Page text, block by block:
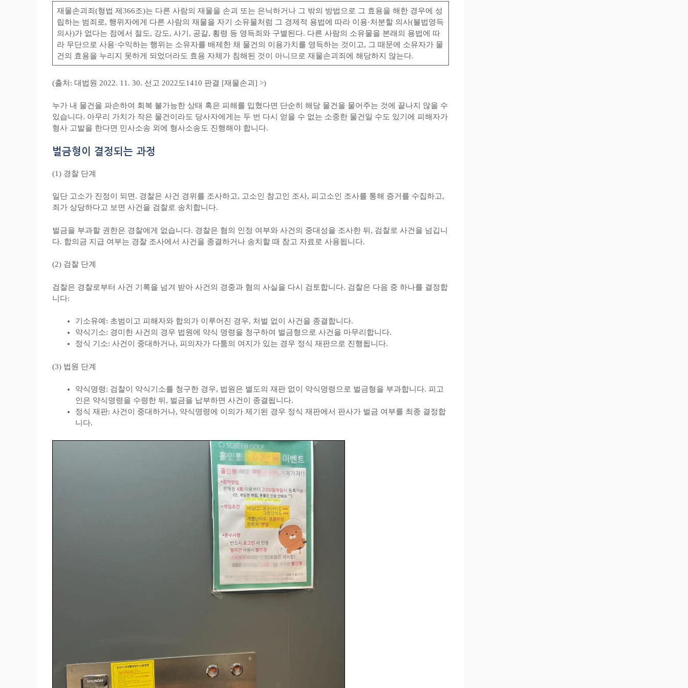
재물손괴죄(형법 제366조)는 다른 사람의 재물을 손괴 또는 은닉하거나 그 밖의 방법으로 그 효용을 해한 경우에 성
립하는 범죄로, 행위자에게 다른 사람의 재물을 자기 소유물처럼 그 경제적 용법에 따라 이용·처분할 의사(불법영득
의사)가 없다는 점에서 절도, 강도, 사기, 공갈, 횡령 등 영득죄와 구별된다. 다른 사람의 소유물을 본래의 용법에 따
라 무단으로 사용·수익하는 행위는 소유자를 배제한 채 물건의 이용가치를 영득하는 것이고, 그 때문에 소유자가 물
건의 효용을 누리지 못하게 되었더라도 효용 자체가 침해된 것이 아니므로 재물손괴죄에 해당하지 않는다.
(출처: 대법원 2022. 11. 30. 선고 2022도1410 판결 [재물손괴] >)
누가 내 물건을 파손하여 회복 불가능한 상태 혹은 피해를 입혔다면 단순히 해당 물건을 물어주는 것에 끝나지 않을 수
있습니다. 아무리 가치가 작은 물건이라도 당사자에게는 두 번 다시 얻을 수 없는 소중한 물건일 수도 있기에 피해자가
형사 고발을 한다면 민사소송 외에 형사소송도 진행해야 합니다.
벌금형이 결정되는 과정
(1) 경찰 단계
일단 고소가 진정이 되면. 경찰은 사건 경위를 조사하고, 고소인 참고인 조사, 피고소인 조사를 통해 증거를 수집하고,
죄가 상당하다고 보면 사건을 검찰로 송치합니다.
벌금을 부과할 권한은 경찰에게 없습니다. 경찰은 혐의 인정 여부와 사건의 중대성을 조사한 뒤, 검찰로 사건을 넘깁니
다. 합의금 지급 여부는 경찰 조사에서 사건을 종결하거나 송치할 때 참고 자료로 사용됩니다.
(2) 검찰 단계
검찰은 경찰로부터 사건 기록을 넘겨 받아 사건의 경중과 혐의 사실을 다시 검토합니다. 검찰은 다음 중 하나를 결정합
니다:
기소유예: 초범이고 피해자와 합의가 이루어진 경우, 처벌 없이 사건을 종결합니다.
약식기소: 경미한 사건의 경우 법원에 약식 명령을 청구하여 벌금형으로 사건을 마무리합니다.
정식 기소: 사건이 중대하거나, 피의자가 다툼의 여지가 있는 경우 정식 재판으로 진행됩니다.
(3) 법원 단계
약식명령: 검찰이 약식기소를 청구한 경우, 법원은 별도의 재판 없이 약식명령으로 벌금형을 부과합니다. 피고
인은 약식명령을 수령한 뒤, 벌금을 납부하면 사건이 종결됩니다.
정식 재판: 사건이 중대하거나, 약식명령에 이의가 제기된 경우 정식 재판에서 판사가 벌금 여부를 최종 결정합
니다.